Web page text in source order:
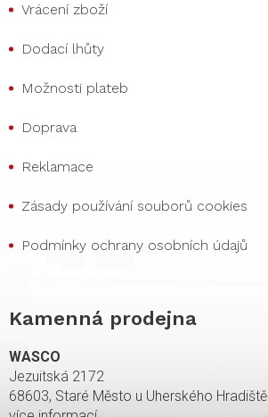
Vrácení zboží
Dodací lhůty
Možnosti plateb
Doprava
Reklamace
Zásady používání souborů cookies
Podmínky ochrany osobních údajů
Kamenná prodejna
WASCO
Jezuitská 2172
68603, Staré Město u Uherského Hradiště